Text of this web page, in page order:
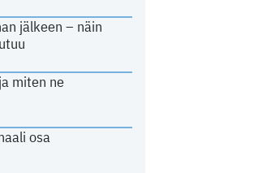
jälkeen – näin
miten ne
osa